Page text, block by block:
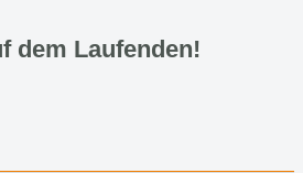
dem Laufenden!